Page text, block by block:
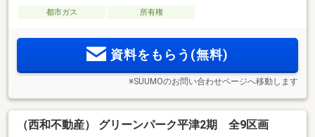
都市ガス 所有権
資料をもらう(無料)
※SUUMOのお問い合わせページへ移動します
（西和不動産） グリーンパーク平津2期 全9区画